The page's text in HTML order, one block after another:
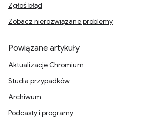
Zgłoś błąd
Zobacz nierozwiązane problemy
Powiązane artykuły
Aktualizacje Chromium
Studia przypadków
Archiwum
Podcasty i programy